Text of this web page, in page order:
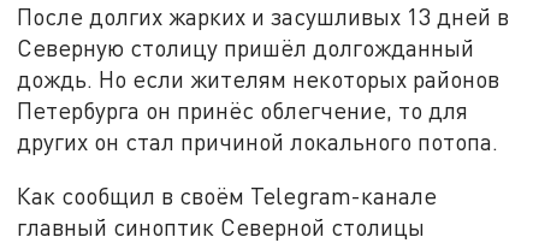
После долгих жарких и засушливых 13 дней в
Северную столицу пришёл долгожданный
дождь. Но если жителям некоторых районов
Петербурга он принёс облегчение, то для
других он стал причиной локального потопа.
Как сообщил в своём Telegram-канале
главный синоптик Северной столицы